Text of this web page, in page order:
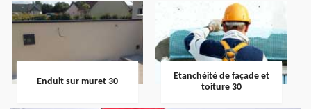
Enduit sur muret 30
Etanchéité de façade et
toiture 30